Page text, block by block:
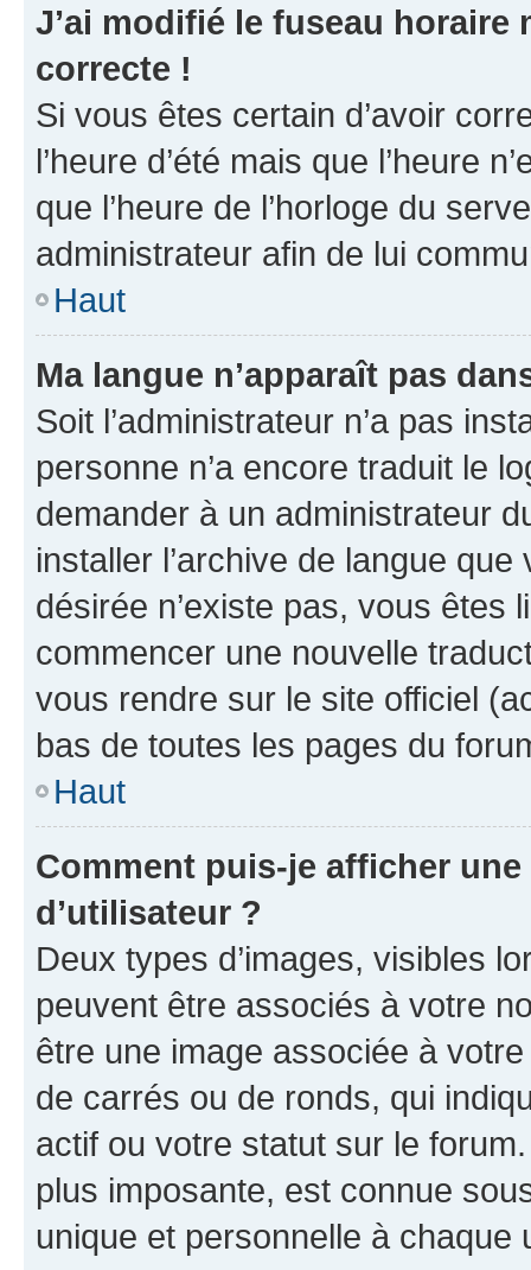
J’ai modifié le fuseau horaire
correcte !
Si vous êtes certain d’avoir
l’heure d’été mais que l’heure
que l’heure de l’horloge du
administrateur afin de lui
Haut
Ma langue n’apparaît pas
Soit l’administrateur n’a pas
personne n’a encore traduit le
demander à un administrateur
installer l’archive de langue
désirée n’existe pas, vous êtes
commencer une nouvelle
vous rendre sur le site officiel
bas de toutes les pages du
Haut
Comment puis-je afficher
d’utilisateur ?
Deux types d’images, visibles
peuvent être associés à votre
être une image associée à
de carrés ou de ronds, qui
actif ou votre statut sur le
plus imposante, est connue
unique et personnelle à chaque